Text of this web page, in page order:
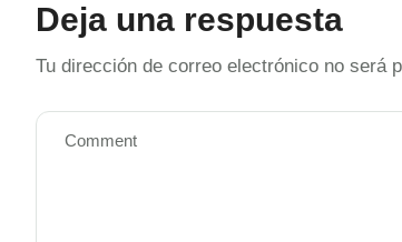
Deja una respuesta
Tu dirección de correo electrónico no será